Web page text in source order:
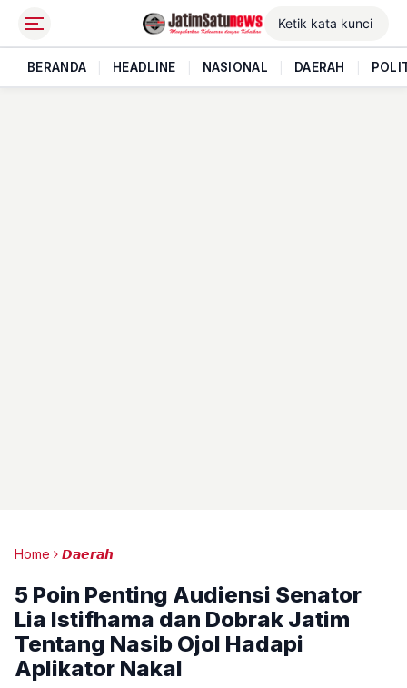
BERANDA HEADLINE NASIONAL DAERAH
Home 𝘿𝙖𝙚𝙧𝙖𝙝
5 Poin Penting Audiensi Senator
Lia Istifhama dan Dobrak Jatim
Tentang Nasib Ojol Hadapi
Aplikator Nakal